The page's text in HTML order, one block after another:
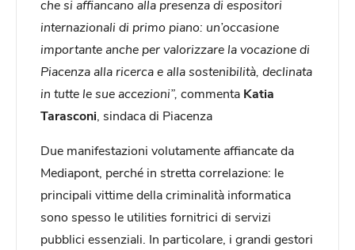
che si affiancano alla presenza di espositori
internazionali di primo piano: un’occasione
importante anche per valorizzare la vocazione di
Piacenza alla ricerca e alla sostenibilità, declinata
in tutte le sue accezioni”, commenta Katia
Tarasconi , sindaca di Piacenza
Due manifestazioni volutamente affiancate da
Mediapont, perché in stretta correlazione: le
principali vittime della criminalità informatica
sono spesso le utilities fornitrici di servizi
pubblici essenziali. In particolare, i grandi gestori